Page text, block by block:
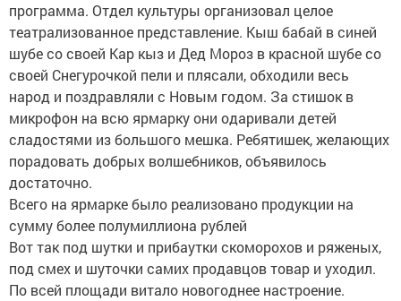
программа. Отдел культуры организовал целое
театрализованное представление. Кыш бабай в синей
шубе со своей Кар кыз и Дед Мороз в красной шубе со
своей Снегурочкой пели и плясали, обходили весь
народ и поздравляли с Новым годом. За стишок в
микрофон на всю ярмарку они одаривали детей
сладостями из большого мешка. Ребятишек, желающих
порадовать добрых волшебников, объявилось
достаточно.
Всего на ярмарке было реализовано продукции на
сумму более полумиллиона рублей
Вот так под шутки и прибаутки скоморохов и ряженых,
под смех и шуточки самих продавцов товар и уходил.
По всей площади витало новогоднее настроение.